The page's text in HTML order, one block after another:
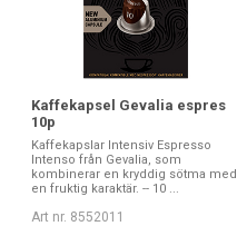
Kaffekapsel Gevalia espres
10p
Kaffekapslar Intensiv Espresso
Intenso från Gevalia, som
kombinerar en kryddig sötma med
en fruktig karaktär. -- 10 ...
Art nr. 8552011